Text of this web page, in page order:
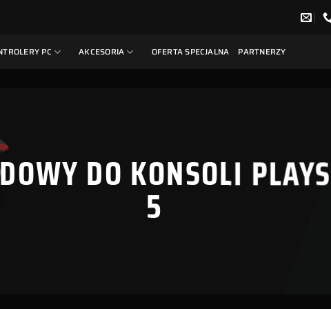
PC AKCESORIA OFERTA SPECJALNA PARTNERZY
DO KONSOLI
5